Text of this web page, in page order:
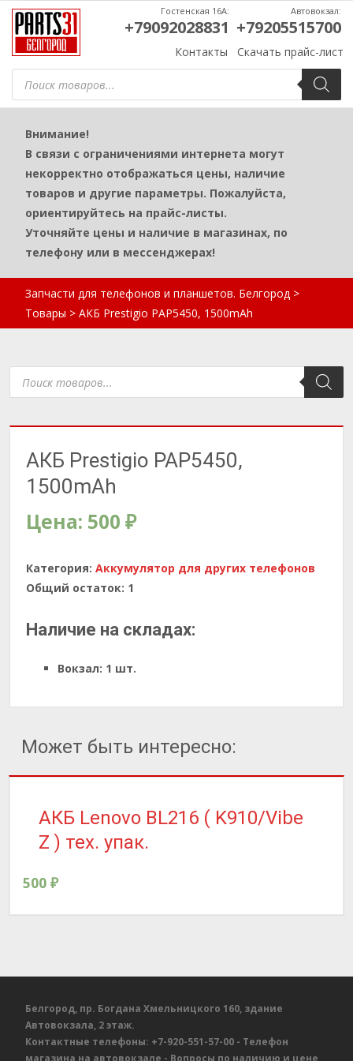
Поиск
товаров
Контакты Скачать прайс-лист
Гостенская 16А:
+79092028831
Автовокзал:
+79205515700
Внимание!
В связи с ограничениями интернета могут
некорректно отображаться цены, наличие
товаров и другие параметры. Пожалуйста,
ориентируйтесь на прайс-листы.
Уточняйте цены и наличие в магазинах, по
телефону или в мессенджерах!
Запчасти для телефонов и планшетов. Белгород >
Товары > АКБ Prestigio PAP5450, 1500mAh
Поиск
товаров
АКБ Prestigio PAP5450,
1500mAh
Цена: 500 ₽
Категория: Аккумулятор для других телефонов
Общий остаток: 1
Наличие на складах:
Вокзал: 1 шт.
Может быть интересно:
АКБ Lenovo BL216 ( K910/Vibe
Z ) тех. упак.
500 ₽
Белгород, пр. Богдана Хмельницкого 160, здание
Автовокзала, 2 этаж.
Контактные телефоны: +7-920-551-57-00 - Телефон